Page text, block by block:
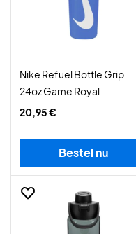
Nike Refuel Bottle Grip
24oz Game Royal
20,95 €
Bestel nu